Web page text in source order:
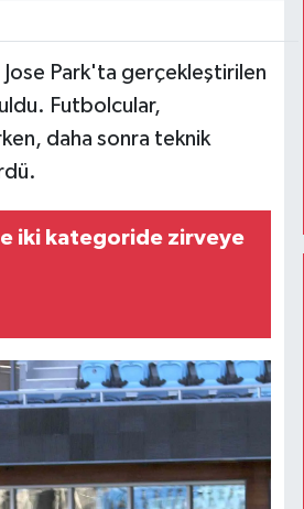
Park'ta gerçekleştirilen
Futbolcular,
daha sonra teknik
iki kategoride zirveye